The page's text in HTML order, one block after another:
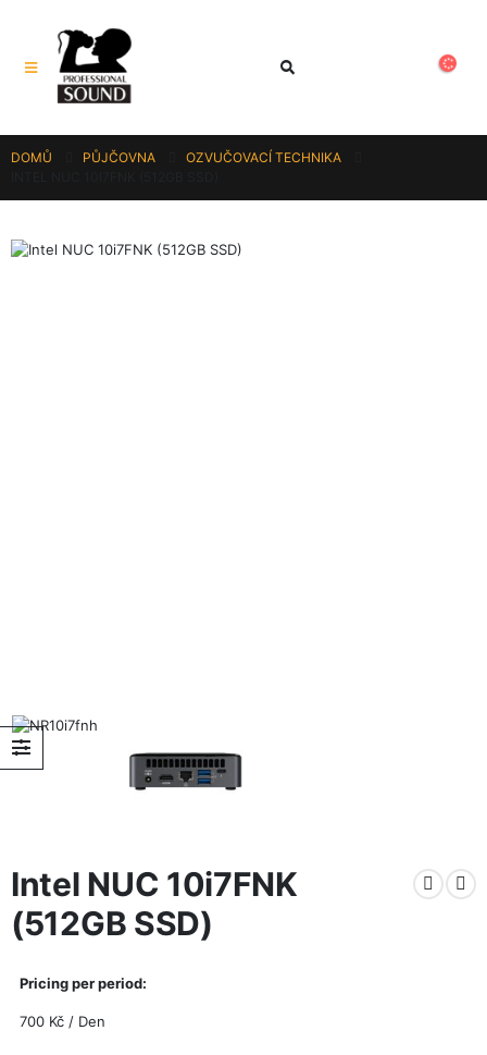
DOMŮ PŮJČOVNA
OZVUČOVACÍ TECHNIKA
Intel NUC 10i7FNK
(512GB SSD)
Pricing per period:
700 Kč / Den